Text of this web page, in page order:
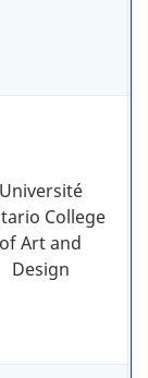
Université
College
of Art and
Design